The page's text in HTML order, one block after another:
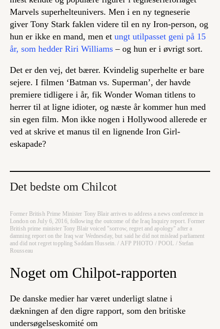
Marvels superhelteunivers. Men i en ny tegneserie
giver Tony Stark faklen videre til en ny Iron-person, og
hun er ikke en mand, men et ungt utilpasset geni på 15
år, som hedder Riri Williams – og hun er i øvrigt sort.
Det er den vej, det bærer. Kvindelig superhelte er bare
sejere. I filmen ‘Batman vs. Superman’, der havde
premiere tidligere i år, fik Wonder Woman titlens to
herrer til at ligne idioter, og næste år kommer hun med
sin egen film. Mon ikke nogen i Hollywood allerede er
ved at skrive et manus til en lignende Iron Girl-
eskapade?
Det bedste om Chilcot
Former British Prime Minister Tony Blair arrives to address a news conference in
London on July 6, 2016, following the outcome of the Iraq Inquiry report. Former
British prime minister Tony Blair voiced "sorrow, regret and apology" after a
damning report on the Iraq war Wednesday, but said he did not mislead parliament
and did not regret toppling Saddam Hussein. / AFP PHOTO / POOL / Stefan
Rousseau
Noget om Chilpot-rapporten
De danske medier har været underligt slatne i
dækningen af den digre rapport, som den britiske
undersøgelseskomité om